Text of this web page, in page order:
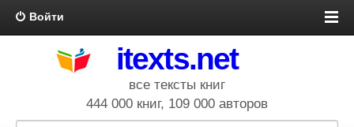
Войти
itexts.net
все тексты книг
444 000 книг, 109 000 авторов